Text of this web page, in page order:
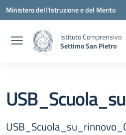
Vai ai contenuti
Vai al menu di navigazione
Vai al footer
Ministero dell'Istruzione e del Merito
Istituto Comprensivo
Settimo San Pietro